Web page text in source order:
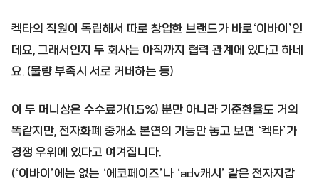
켁타의 직원이 독립해서 따로 창업한 브랜드가 바로‘이바이’인
데요, 그래서인지 두 회사는 아직까지 협력 관계에 있다고 하네
요. (물량 부족시 서로 커버하는 등)
이 두 머니상은 수수료가(1.5%) 뿐만 아니라 기준환율도 거의
똑같지만, 전자화폐 중개소 본연의 기능만 놓고 보면 ‘켁타’가
경쟁 우위에 있다고 여겨집니다.
(‘이바이’에는 없는 ‘에코페이즈’나 ‘adv캐시’ 같은 전자지갑